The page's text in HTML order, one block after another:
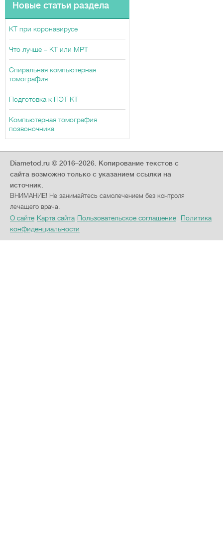
Новые статьи раздела
КТ при коронавирусе
Что лучше – КТ или МРТ
Спиральная компьютерная
томография
Подготовка к ПЭТ КТ
Компьютерная томография
позвоночника
Diametod.ru © 2016–2026. Копирование текстов с
сайта возможно только с указанием ссылки на
источник.
ВНИМАНИЕ! Не занимайтесь самолечением без контроля
лечащего врача.
О сайте Карта сайта Пользовательское соглашение
Политика
конфиденциальности